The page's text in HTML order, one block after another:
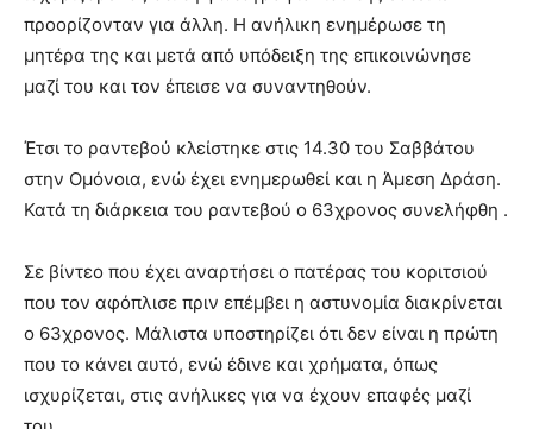
προορίζονταν για άλλη. Η ανήλικη ενημέρωσε τη
μητέρα της και μετά από υπόδειξη της επικοινώνησε
μαζί του και τον έπεισε να συναντηθούν.
Έτσι το ραντεβού κλείστηκε στις 14.30 του Σαββάτου
στην Ομόνοια, ενώ έχει ενημερωθεί και η Άμεση Δράση.
Κατά τη διάρκεια του ραντεβού ο 63χρονος συνελήφθη .
Σε βίντεο που έχει αναρτήσει ο πατέρας του κοριτσιού
που τον αφόπλισε πριν επέμβει η αστυνομία διακρίνεται
ο 63χρονος. Μάλιστα υποστηρίζει ότι δεν είναι η πρώτη
που το κάνει αυτό, ενώ έδινε και χρήματα, όπως
ισχυρίζεται, στις ανήλικες για να έχουν επαφές μαζί